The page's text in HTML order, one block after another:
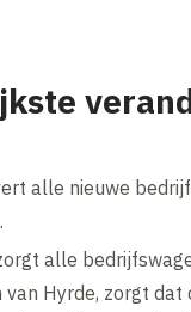
alle nieuwe
alle
van Hyrde, zorgt